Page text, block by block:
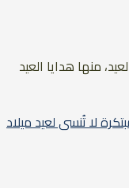
منها هدايا العيد